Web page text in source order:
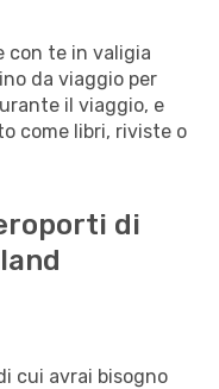
con te in valigia
da viaggio per
il viaggio, e
come libri, riviste o
di
cui avrai bisogno